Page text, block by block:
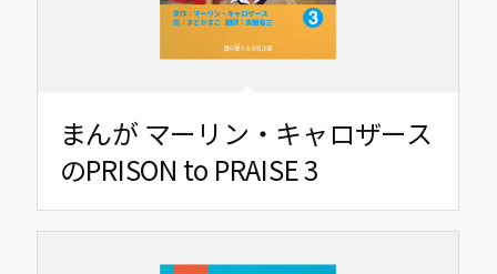
まんが マーリン・キャロザース
のPRISON to PRAISE 3